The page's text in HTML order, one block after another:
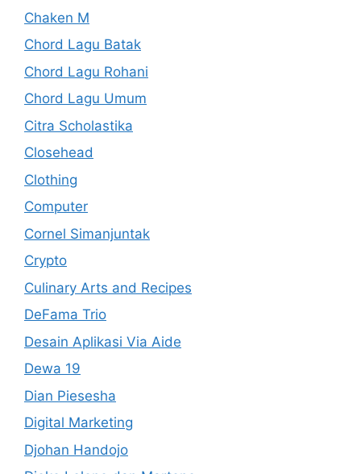
Chaken M
Chord Lagu Batak
Chord Lagu Rohani
Chord Lagu Umum
Citra Scholastika
Closehead
Clothing
Computer
Cornel Simanjuntak
Crypto
Culinary Arts and Recipes
DeFama Trio
Desain Aplikasi Via Aide
Dewa 19
Dian Piesesha
Digital Marketing
Djohan Handojo